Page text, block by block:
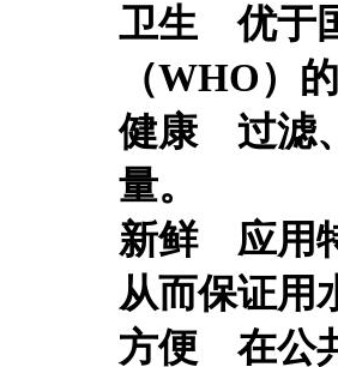
卫生 优于
（WHO）
健康 过滤
量。
新鲜 应用
从而保证用
方便 在公